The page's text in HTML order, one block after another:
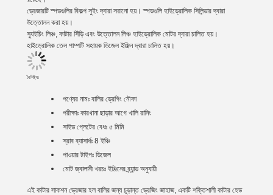
ড্রেজারটি স্পডগুলির বিকল্প সুইং দ্বারা সরানো হয়। স্পডগুলি হাইড্রোলিক সিলিন্ডার দ্বারা
উত্তোলন করা হয়।
স্যুইচিং লিঞ্চ, কাটার সিঁড়ি এবং উত্তোলন লিঞ্চ হাইড্রোলিক মোটর দ্বারা চালিত হয়।
হাইড্রোলিক তেল পাম্পটি সহায়ক ডিজেল ইঞ্জিন দ্বারা চালিত হয়।
বৈশিষ্ট্যঃ
পণ্যের নামঃ বালির ড্রেগিং নৌকা
পরীক্ষাঃ কারখানা ছাড়ার আগে খালি রানিং
সাইড প্লেটের বেধঃ ৫ মিমি
স্রাব ব্যাসার্ধঃ 8 ইঞ্চি
পাওয়ার টাইপঃ ডিজেল
মোট জ্বালানী খরচঃ ইঞ্জিনের ব্র্যান্ড অনুযায়ী
এই কাটার সাকশন ড্রেজার হল বালির জন্য চূড়ান্ত ড্রেজিং জাহাজ, একটি শক্তিশালী কাটার হেড